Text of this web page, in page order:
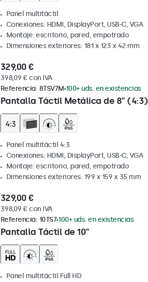
Panel multitáctil
Conexiones: HDMI, DisplayPort, USB-C, VGA
Montaje: escritorio, pared, empotrado
Dimensiones exteriores: 181 x 123 x 42 mm
329,00 €
398,09 € con IVA
Pantalla Táctil Metálica de 8" (4:3)
Referencia: 8TSV7M 100+ uds. en existencias
Panel multitáctil 4:3
Conexiones: HDMI, DisplayPort, USB-C, VGA
Montaje: escritorio, pared, empotrado
Dimensiones exteriores: 199 x 159 x 35 mm
329,00 €
398,09 € con IVA
Pantalla Táctil de 10"
Referencia: 10TS7 100+ uds. en existencias
Panel multitáctil Full HD